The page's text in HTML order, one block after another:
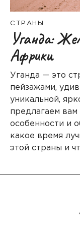
СТРАНЫ
Уганда:
Африки
Уганда — это
пейзажами,
уникальной,
предлагаем вам
особенности и
какое время
этой страны и